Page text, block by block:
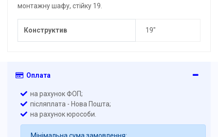
монтажну шафу, стійку 19.
Конструктив 19"
Оплата
на рахунок ФОП;
післяплата - Нова Пошта;
на рахунок юрособи.
Мінімальна сума замовлення: